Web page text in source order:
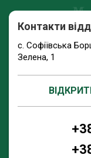
Контакти
с. Софіївська
Зелена, 1